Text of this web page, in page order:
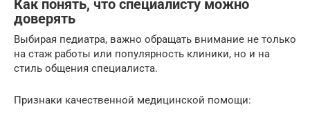
Как понять, что специалисту можно
доверять
Выбирая педиатра, важно обращать внимание не только
на стаж работы или популярность клиники, но и на
стиль общения специалиста.
Признаки качественной медицинской помощи: